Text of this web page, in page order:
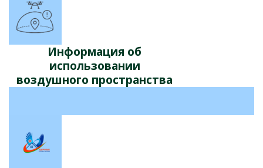
Информация об
использовании
воздушного пространства